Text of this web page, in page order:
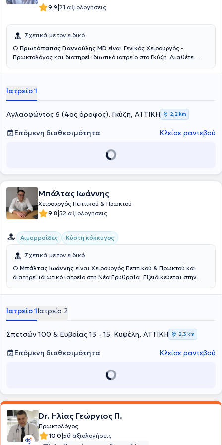
9.9|21 αξιολογήσεις
Σχετικά με τον ειδικό
Ο Πρωτόπαπας Γιαννούλης MD είναι Γενικός Χειρουργός -
Πρωκτολόγος και διατηρεί ιδιωτικό ιατρείο στο Γκύζη. Διαθέτει
Καποδιστριακού Πανεπιστημίου Αθηνών και ειδικεύτηκε στη Γενική
Μετεκπαιδεύτηκε στην Επείγουσα Προνοσοκομειακή Ιατρική και
κατέχει πιστοποίηση ATLS και Definitive Surgical Trauma Care
Course. Είναι συνεργάτης της Αθηναϊκής Κλινικής και του Doctor's
Hospital. Τέλος, είναι μέλος της Ελληνικής Εταιρείας Επούλωσης
Τραύματος και Ελκών και συμμετέχει σε πλήθος συνεδρίων στην
Ελλάδα και το εξωτερικό, στα πλαίσια της συνεχούς κατάρτισης,
Ιατρείο 1
Αγλαοφώντος 6 (4ος όροφος), Γκύζη, ΑΤΤΙΚΗ 2,2 km
Επόμενη διαθεσιμότητα Κλείσε ραντεβού
Μπάλτας Ιωάννης
Χειρουργός Πεπτικού & Πρωκτού
9.8|52 αξιολογήσεις
Αιμορροΐδες Κύστη κόκκυγος
Σχετικά με τον ειδικό
Ο Μπάλτας Ιωάννης είναι Χειρουργός Πεπτικού & Πρωκτού και
διατηρεί ιδιωτικό ιατρείο στη Νέα Ερυθραία. Εξειδικεύεται στην
καθώς και στην Ορθοπρωκτική Χειρουργική. Επιπλέον εξειδίκευση
πρωκτού, κύστη κόκκυγος). Διαθέτει πολυετή εμπειρία στην
αποτελεσματική και ασφαλή χειρουργική αντιμετώπιση της
παχυσαρκίας, της διαφραγματοκήλης, των παθήσεων του πεπτικού
συστήματος και των κηλών του κοιλιακού τοιχώματος. Τέλος,
παράλληλα με το ιδιωτικό του ιατρείο, συνεργάζεται με μεγάλες
ιδιωτικές κλινικές της Αττικής, όπως είναι το Μητέρα, το Ιατρικό
Ιατρείο 1Ιατρείο 2
Σπετσών 100 & Ευβοίας 13 - 15, Κυψέλη, ΑΤΤΙΚΗ 2,3 km
Επόμενη διαθεσιμότητα Κλείσε ραντεβού
Dr. Ηλίας Γεώργιος Π.
Πρωκτολόγος
10.0|56 αξιολογήσεις